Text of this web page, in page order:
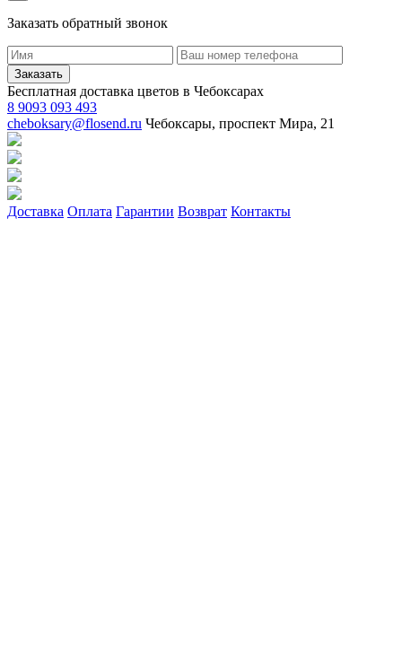
Заказать обратный звонок
Заказать
Бесплатная доставка цветов в Чебоксарах
8 9093 093 493
cheboksary@flosend.ru Чебоксары, проспект Мира, 21
Доставка Оплата Гарантии Возврат Контакты